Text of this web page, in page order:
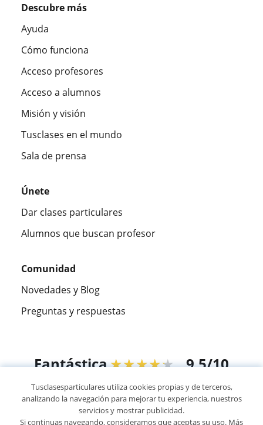
Descubre más
Ayuda
Cómo funciona
Acceso profesores
Acceso a alumnos
Misión y visión
Tusclases en el mundo
Sala de prensa
Únete
Dar clases particulares
Alumnos que buscan profesor
Comunidad
Novedades y Blog
Preguntas y respuestas
Fantástica★★★★★ 9,5/10
305915opiniones de alumnos
Tusclasesparticulares utiliza cookies propias y de terceros,
analizando la navegación para mejorar tu experiencia, nuestros
servicios y mostrar publicidad.
Si continuas navegando, consideramos que aceptas su uso. Más